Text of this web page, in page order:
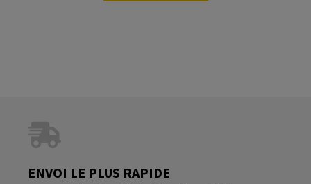
ENVOI LE PLUS RAPIDE